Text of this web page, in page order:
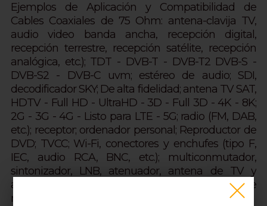
Ejemplos de Aplicación y Compatibilidad de
Cables Coaxiales de 75 Ohm: antena-clavija TV,
audio video banda ancha, recepción digital,
recepción terrestre, recepción satélite, recepción
analógica, etc.); TDT - DVB-T - DVB-T2 DVB-S -
DVB-S2 - DVB-C uvm; estéreo de audio; SDI,
decodificador SKY; De alta fidelidad; antena TV SAT,
HDTV - Full HD - UltraHD - 3D - Full 3D - 4K - 8K;
2G - 3G - 4G - Listo para LTE - 5G; radio (FM, DAB,
etc.); receptor; ordenador personal; Reproductor de
DVD; TVCC; Wi-Fi, conectores y enchufes (tipo F,
IEC, audio RCA, BNC, etc.); multiconmutador,
sintonizador, LNB, atenuador, antena de TV y
antena parabólica, conexión a Internet, cable
módem y router.